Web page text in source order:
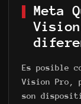
Meta
Es posible
Vision Pro,
son